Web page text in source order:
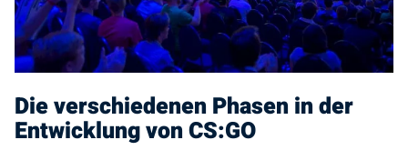
Die verschiedenen Phasen in der
Entwicklung von CS:GO